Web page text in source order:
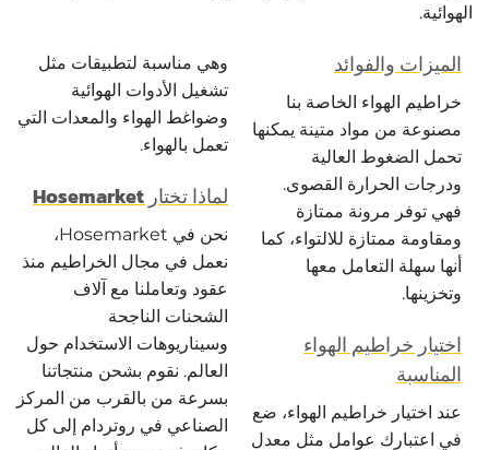
الهوائية.
الميزات والفوائد
خراطيم الهواء الخاصة بنا
مصنوعة من مواد متينة يمكنها
تحمل الضغوط العالية
ودرجات الحرارة القصوى.
فهي توفر مرونة ممتازة
ومقاومة ممتازة للالتواء، كما
أنها سهلة التعامل معها
وتخزينها.
اختيار خراطيم الهواء
المناسبة
عند اختيار خراطيم الهواء، ضع
في اعتبارك عوامل مثل معدل
وهي مناسبة لتطبيقات مثل
تشغيل الأدوات الهوائية
وضواغط الهواء والمعدات التي
تعمل بالهواء.
لماذا تختار Hosemarket
نحن في Hosemarket،
نعمل في مجال الخراطيم منذ
عقود وتعاملنا مع آلاف
الشحنات الناجحة
وسيناريوهات الاستخدام حول
العالم. نقوم بشحن منتجاتنا
بسرعة من بالقرب من المركز
الصناعي في روتردام إلى كل